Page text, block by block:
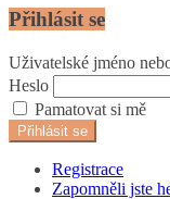
Přihlásit se
Uživatelské jméno
Heslo
Pamatovat si mě
Přihlásit se
Registrace
Zapomněli jste